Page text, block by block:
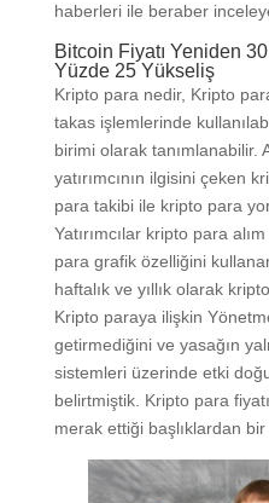
haberleri ile beraber
Bitcoin Fiyatı Yeniden
Yüzde 25 Yükseliş
Kripto para nedir, Kripto
takas işlemlerinde
birimi olarak tanımlanabilir.
yatırımcının ilgisini çeken
para takibi ile kripto para
Yatırımcılar kripto para
para grafik özelliğini
haftalık ve yıllık olarak
Kripto paraya ilişkin
getirmediğini ve yasağın
sistemleri üzerinde etki
belirtmiştik. Kripto para
merak ettiği başlıklardan bir